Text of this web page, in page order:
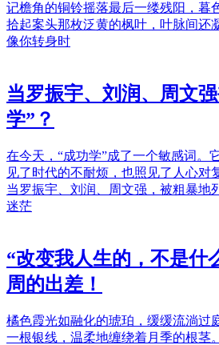
记檐角的铜铃摇落最后一缕残阳，暮
拾起案头那枚泛黄的枫叶，叶脉间还
像你转身时
当罗振宇、刘润、周文
学”？
在今天，“成功学”成了一个敏感词。
见了时代的不耐烦，也照见了人心对
当罗振宇、刘润、周文强，被粗暴地
迷茫
“改变我人生的，不是什
周的出差！
橘色霞光如融化的琥珀，缓缓流淌过
一根银线，温柔地缠绕着月季的根茎